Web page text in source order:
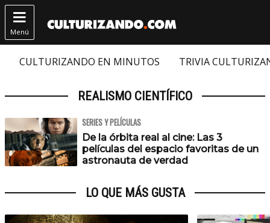

Menú
CULTURIZANDO EN MINUTOS TRIVIA
REALISMO CIENTÍFICO
SERIES Y PELÍCULAS
De la órbita real al cine: Las 3
películas del espacio favoritas de un
astronauta de verdad
LO QUE MÁS GUSTA